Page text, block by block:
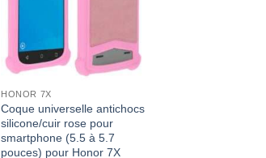
HONOR 7X
Coque universelle antichocs
silicone/cuir rose pour
smartphone (5.5 à 5.7
pouces) pour Honor 7X